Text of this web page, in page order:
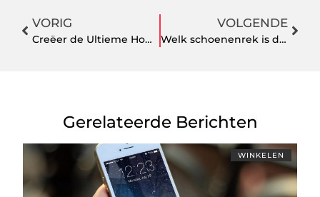
VORIG
Creëer de Ultieme Home Cinema-ervaring met Bluetooth-Versterkers
VOLGENDE
Welk schoenenrek is de beste voor jou?
Gerelateerde Berichten
WINKELEN